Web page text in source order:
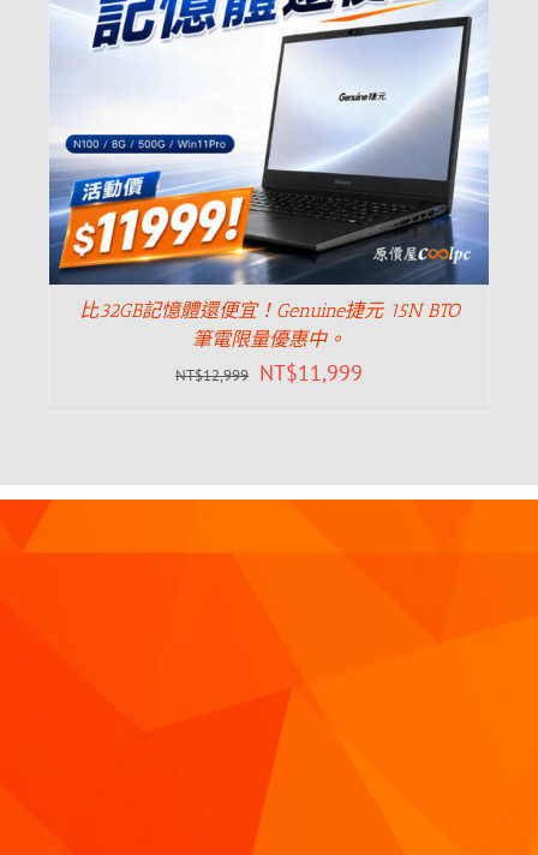
比32GB記憶體還便宜！Genuine捷元 15N BTO
筆電限量優惠中。
NT$12,999 NT$11,999